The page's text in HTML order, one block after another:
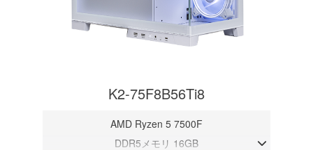
K2-75F8B56Ti8
AMD Ryzen 5 7500F
DDR5メモリ 16GB